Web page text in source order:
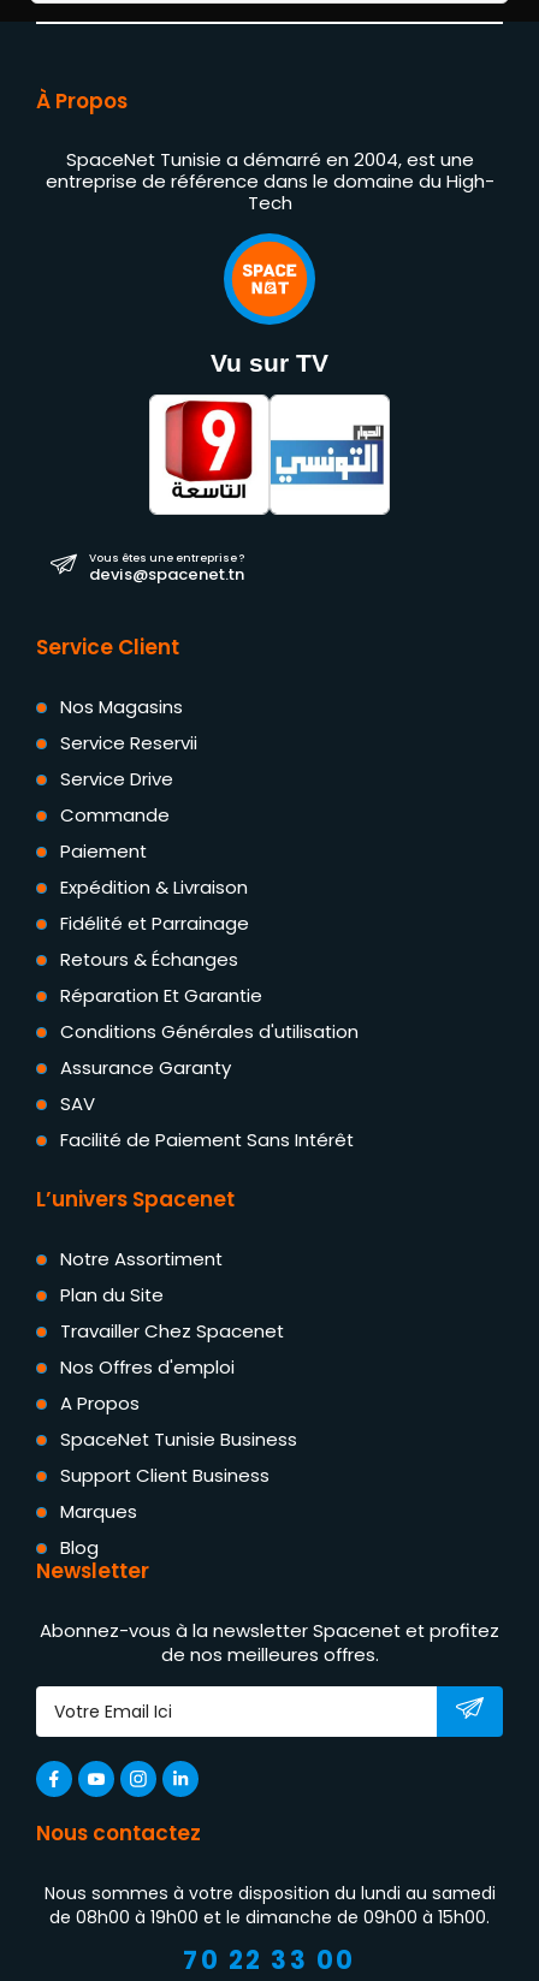
À Propos
SpaceNet Tunisie a démarré en 2004, est une
entreprise de référence dans le domaine du High-
Tech
Vu sur TV
Vous êtes une entreprise ?
devis@spacenet.tn
Service Client
Nos Magasins
Service Reservii
Service Drive
Commande
Paiement
Expédition & Livraison
Fidélité et Parrainage
Retours & Échanges
Réparation Et Garantie
Conditions Générales d'utilisation
Assurance Garanty
SAV
Facilité de Paiement Sans Intérêt
L’univers Spacenet
Notre Assortiment
Plan du Site
Travailler Chez Spacenet
Nos Offres d'emploi
A Propos
SpaceNet Tunisie Business
Support Client Business
Marques
Blog
Newsletter
Abonnez-vous à la newsletter Spacenet et profitez
de nos meilleures offres.
Nous contactez
Nous sommes à votre disposition du lundi au samedi
de 08h00 à 19h00 et le dimanche de 09h00 à 15h00.
70 22 33 00